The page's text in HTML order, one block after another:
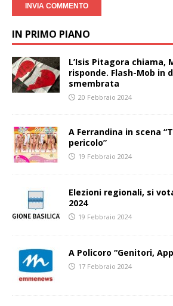
IN PRIMO PIANO
L’Isis Pitagora chiama,
risponde. Flash-Mob in
smembrata
20 Febbraio 2024
A Ferrandina in scena
pericolo”
19 Febbraio 2024
Elezioni regionali, si
2024
19 Febbraio 2024
A Policoro “Genitori,
17 Febbraio 2024